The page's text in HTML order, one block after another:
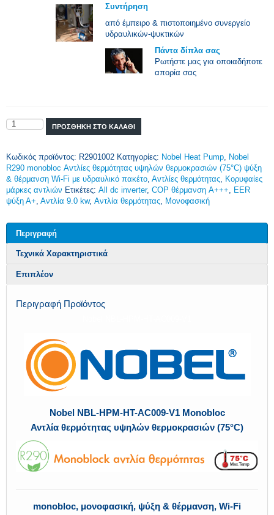
Συντήρηση
από έμπειρο & πιστοποιημένο συνεργείο
υδραυλικών-ψυκτικών
Πάντα δίπλα σας
Ρωτήστε μας για οποιαδήποτε
απορία σας
Ποσότητα ΠΡΟΣΘΉΚΗ ΣΤΟ ΚΑΛΆΘΙ
Κωδικός προϊόντος: R2901002 Κατηγορίες: Nobel Heat Pump
Nobel
R290 monobloc Αντλίες θερμότητας υψηλών θερμοκρασιών (75°C) ψύξη
& θέρμανση Wi-Fi με υδραυλικό πακέτο Αντλίες θερμότητας
Κορυφαίες
μάρκες αντλιών Ετικέτες: All dc inverter, COP θέρμανση A+++
EER
ψύξη Α+ Αντλία 9.0 kw, Αντλία θερμότητας Μονοφασική
Περιγραφή
Τεχνικά Χαρακτηριστικά
Επιπλέον
Περιγραφή Προϊόντος
Nobel NBL-HPM-HT-AC009-V1 Monobloc
Αντλία θερμότητας υψηλών θερμοκρασιών (75°C)
monobloc, μονοφασική, ψύξη & θέρμανση, Wi-Fi